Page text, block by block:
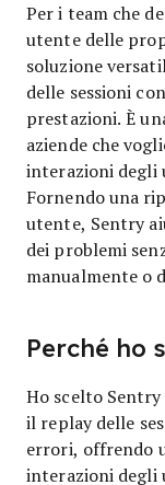
Per i team che
utente delle
soluzione
delle sessioni
prestazioni. È
aziende che
interazioni degli
Fornendo una
utente, Sentry
dei problemi
manualmente o
Perché ho
Ho scelto
il replay delle
errori, offrendo
interazioni degli